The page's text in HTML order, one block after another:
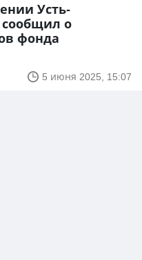
Усть-
сообщил о
фонда
5 июня 2025, 15:07